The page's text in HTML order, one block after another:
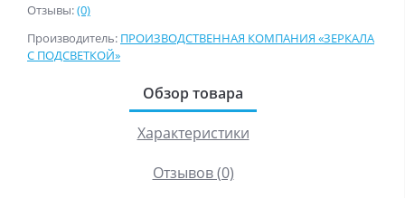
Отзывы:(0)
Производитель: ПРОИЗВОДСТВЕННАЯ КОМПАНИЯ «ЗЕРКАЛА
С ПОДСВЕТКОЙ»
Обзор товара
Характеристики
Отзывов (0)